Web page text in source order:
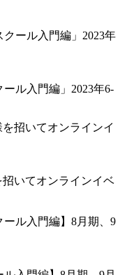
ール入門編」2023年6-
いてオンラインイベ